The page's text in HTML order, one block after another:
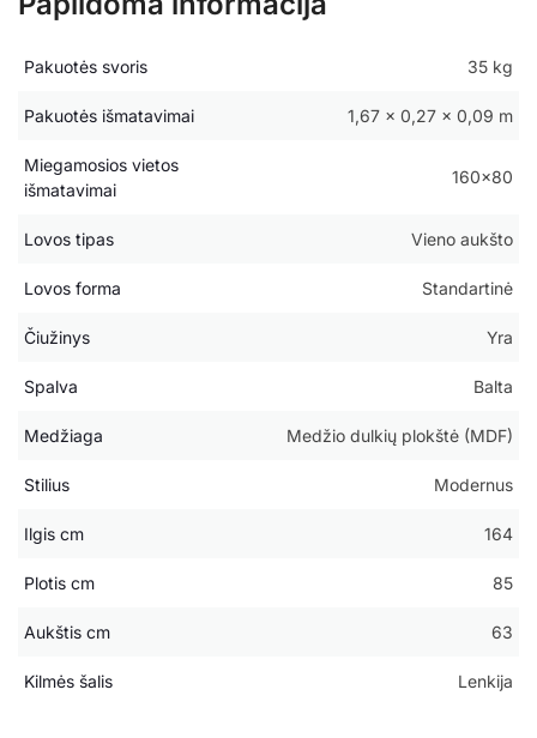
Pakuotės svoris 35 kg
Pakuotės išmatavimai 1,67 × 0,27 × 0,09 m
Miegamosios vietos
išmatavimai
160×80
Lovos tipas Vieno aukšto
Lovos forma Standartinė
Čiužinys Yra
Spalva Balta
Medžiaga Medžio dulkių plokštė (MDF)
Stilius Modernus
Ilgis cm 164
Plotis cm 85
Aukštis cm 63
Kilmės šalis Lenkija